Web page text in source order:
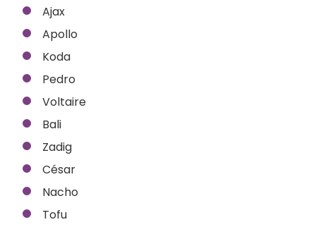
Ajax
Apollo
Koda
Pedro
Voltaire
Bali
Zadig
César
Nacho
Tofu